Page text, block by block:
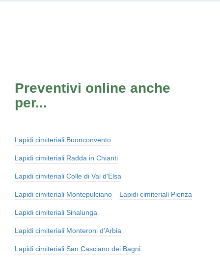
Preventivi online anche
per...
Lapidi cimiteriali Buonconvento
Lapidi cimiteriali Radda in Chianti
Lapidi cimiteriali Colle di Val d'Elsa
Lapidi cimiteriali Montepulciano Lapidi cimiteriali Pienza
Lapidi cimiteriali Sinalunga
Lapidi cimiteriali Monteroni d'Arbia
Lapidi cimiteriali San Casciano dei Bagni